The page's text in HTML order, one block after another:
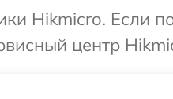
Hikmicro. Если
центр